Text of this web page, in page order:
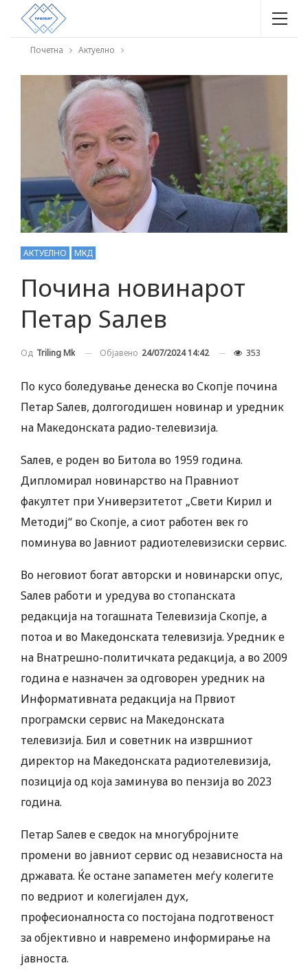
Почетна Актуелно
АКТУЕЛНО МКД
Почина новинарот
Петар Ѕалев
Од Triling Mk Објавено 24/07/2024 14:42 353
По кусо боледување денеска во Скопје почина
Петар Ѕалев, долгогодишен новинар и уредник
на Македонската радио-телевизија.
Ѕалев, e роден во Битола во 1959 година.
Дипломирал новинарство на Правниот
факултет при Универзитетот „Свети Кирил и
Методиј“ во Скопје, а сиот работен век го
поминува во Јавниот радиотелевизиски сервис.
Во неговиот богат авторски и новинарски опус,
Ѕалев работи и уредува во стопанската
редакција на тогашната Телевизија Скопје, а
потоа и во Македонската телевизија. Уредник е
на Внатрешно-политичката редакција, а во 2009
година е назначен за одговорен уредник на
Информативната редакција на Првиот
програмски сервис на Македонската
телевизија. Бил и советник на извршниот
директор на Македонската радиотелевизија,
позиција од која заминува во пензија во 2023
година.
Петар Ѕалев е сведок на многубројните
промени во јавниот сервис од независноста на
државата. Ќе остане запаметен меѓу колегите
по ведриот и колегијален дух,
професионалноста со постојана подготвеност
за објективно и навремено информирање на
јавноста.